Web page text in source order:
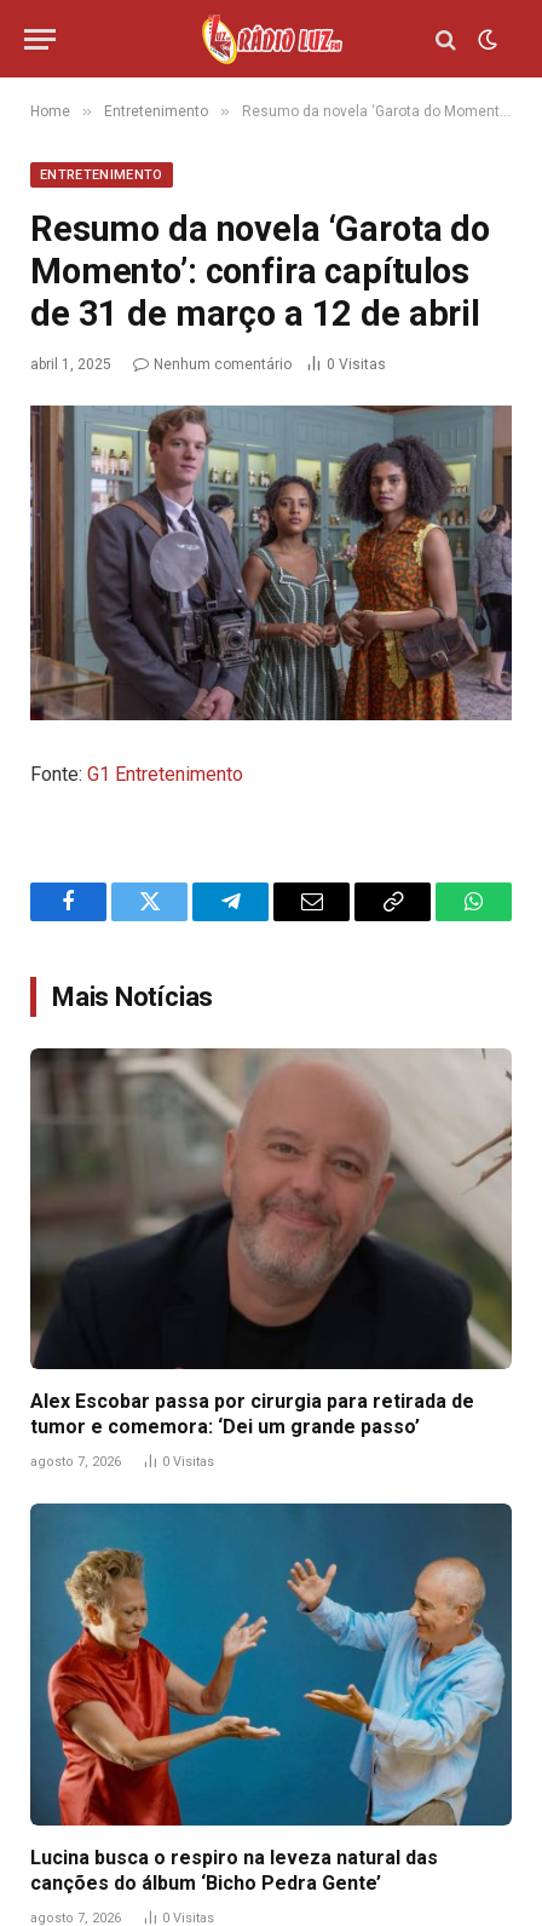
Home » Entretenimento » Resumo da novela ‘Garota do Momento’: confira capítulos de 31 de março a 12 de abril
ENTRETENIMENTO
Resumo da novela ‘Garota do
Momento’: confira capítulos
de 31 de março a 12 de abril
abril 1, 2025 Nenhum comentário 0 Visitas
Fonte: G1 Entretenimento
FacebookTwitter TelegramEmail
Copy
Mais Notícias
Alex Escobar passa por cirurgia para retirada de
tumor e comemora: ‘Dei um grande passo’
agosto 7, 2026 0 Visitas
Lucina busca o respiro na leveza natural das
canções do álbum ‘Bicho Pedra Gente’
agosto 7, 2026 0 Visitas